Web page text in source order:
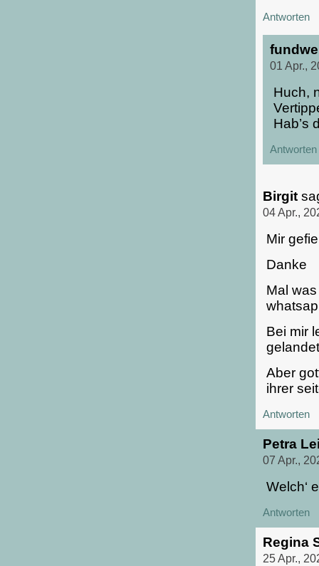
Antworten
01 Apr.,
Huch,
Hab’s
Antworten
Birgit
04 Apr.,
Mir
Danke
Mal
Bei mir
gelandet
Aber
ihrer
Antworten
Petra
07 Apr.,
Welch‘
Antworten
Regina
25 Apr.,